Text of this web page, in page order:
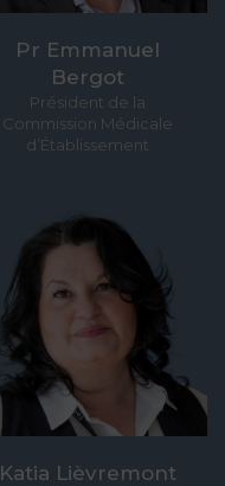
Pr Emmanuel
Bergot
Président de la
Commission Médicale
d’Établissement
Katia Lièvremont